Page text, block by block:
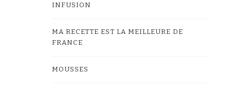
INFUSION
MA RECETTE EST LA MEILLEURE DE
FRANCE
MOUSSES